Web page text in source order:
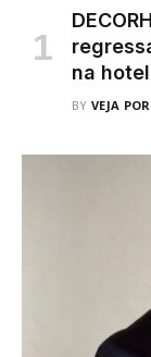
na
BY VEJA